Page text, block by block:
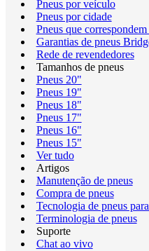
Pneus por veículo
Pneus por cidade
Pneus que correspondem
Garantias de pneus
Rede de revendedores
Tamanhos de pneus
Pneus 20"
Pneus 19"
Pneus 18"
Pneus 17"
Pneus 16"
Pneus 15"
Ver tudo
Artigos
Manutenção de pneus
Compra de pneus
Tecnologia de pneus
Terminologia de pneus
Suporte
Chat ao vivo